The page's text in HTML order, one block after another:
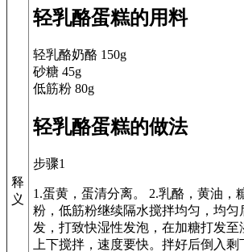
释
义
轻乳酪蛋糕的用料
轻乳酪奶酪 150g
砂糖 45g
低筋粉 80g
轻乳酪蛋糕的做法
步骤1
1.蛋黄，蛋清分离。 2.乳酪，黄油，
粉，低筋粉继续隔水搅拌均匀，均
发，打致快湿性发泡，在加糖打发
上下搅拌，速度要快。拌好后倒入